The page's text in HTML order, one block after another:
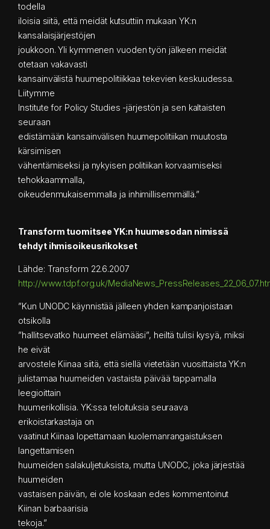
todella
iloisia siitä, että meidät kutsuttiin mukaan YK:n
kansalaisjärjestöjen
joukkoon. Yli kymmenen vuoden työn jälkeen meidät
otetaan vakavasti
kansainvälistä huumepolitiikkaa tekevien keskuudessa.
Liitymme
Institute for Policy Studies -järjestön ja sen kaltaisten
seuraan
edistämään kansainvälisen huumepolitiikan muutosta
kärsimisen
vähentämiseksi ja nykyisen politiikan korvaamiseksi
tehokkaammalla,
oikeudenmukaisemmalla ja inhimillisemmällä.”
Transform tuomitsee YK:n huumesodan nimissä
tehdyt ihmisoikeusrikokset
Lähde: Transform 22.6.2007
http://www.tdpf.org.uk/
”Kun UNODC käynnistää jälleen yhden kampanjoistaan
otsikolla
”hallitsevatko huumeet elämääsi”, heiltä tulisi kysyä, miksi
he eivät
arvostele Kiinaa siitä, että siellä vietetään vuosittaista YK:n
julistamaa huumeiden vastaista päivää tappamalla
leegioittain
huumerikollisia. YK:ssa teloituksia seuraava
erikoistarkastaja on
vaatinut Kiinaa lopettamaan kuolemanrangaistuksen
langettamisen
huumeiden salakuljetuksista, mutta UNODC, joka järjestää
huumeiden
vastaisen päivän, ei ole koskaan edes kommentoinut
Kiinan barbaarisia
tekoja.”